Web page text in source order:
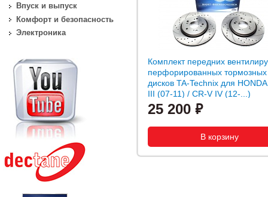
Комплект передних
перфорированных тормозных
дисков TA-Technix для
III (07-11) / CR-V IV (12-...)
25 200
Впуск и выпуск
Комфорт и безопасность
Электроника